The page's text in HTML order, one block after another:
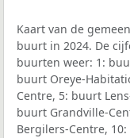
Kaart van de
buurt in 2024. De
buurten weer: 1:
buurt Oreye-
Centre, 5: buurt
buurt Grandville-
Bergilers-Centre,